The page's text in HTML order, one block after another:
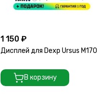
1 150 ₽
Дисплей для Dexp Ursus M170
В корзину